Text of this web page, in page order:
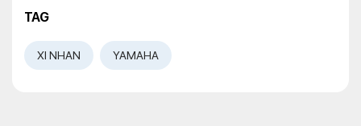
TAG
XI NHAN YAMAHA